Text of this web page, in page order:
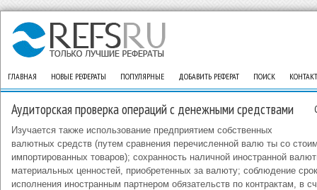
ГЛАВНАЯ НОВЫЕ РЕФЕРАТЫ ПОПУЛЯРНЫЕ ДОБАВИТЬ РЕФЕРАТ ПОИСК
Аудиторская проверка операций с денежными средствами
Изучается также использование предприятием собственных
валютных средств (путем сравнения перечисленной валю ты со
импортированных товаров); сохранность наличной иностранной
материальных ценностей, приобретенных за валюту; соблюдение
исполнения иностранным партнером обязательств по контрактам, в